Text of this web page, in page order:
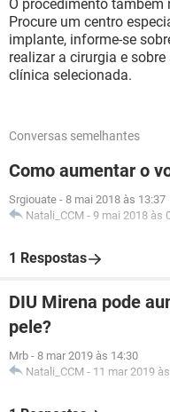
O procedimento
Procure um centro
implante, informe-se
realizar a cirurgia e
clínica selecionada.
Conversas semelhantes
Como aumentar o
Srgiouate - 8 mai 2018 às 13:37
Natali_CCM - 9 mai 2018 às
1 Respostas
DIU Mirena pode
pele?
Mrb - 8 mar 2019 às 14:30
Natali_CCM - 11 mar 2019